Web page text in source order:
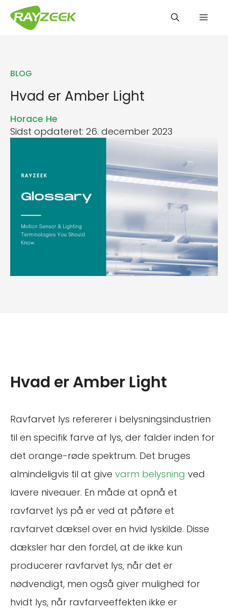
BLOG
Hvad er Amber Light
Horace He
Sidst opdateret: 26. december 2023
Hvad er Amber Light
Ravfarvet lys refererer i belysningsindustrien
til en specifik farve af lys, der falder inden for
det orange-røde spektrum. Det bruges
almindeligvis til at give varm belysning ved
lavere niveauer. En måde at opnå et
ravfarvet lys på er ved at påføre et
ravfarvet dæksel over en hvid lyskilde. Disse
dæksler har den fordel, at de ikke kun
producerer ravfarvet lys, når det er
nødvendigt, men også giver mulighed for
hvidt lys, når ravfarveeffekten ikke er